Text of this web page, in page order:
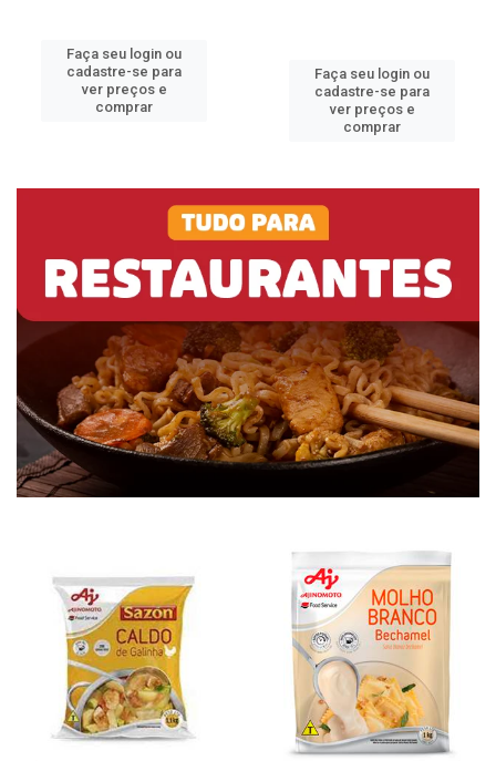
Faça seu login ou
cadastre-se para
ver preços e
comprar
Faça seu login ou
cadastre-se para
ver preços e
comprar